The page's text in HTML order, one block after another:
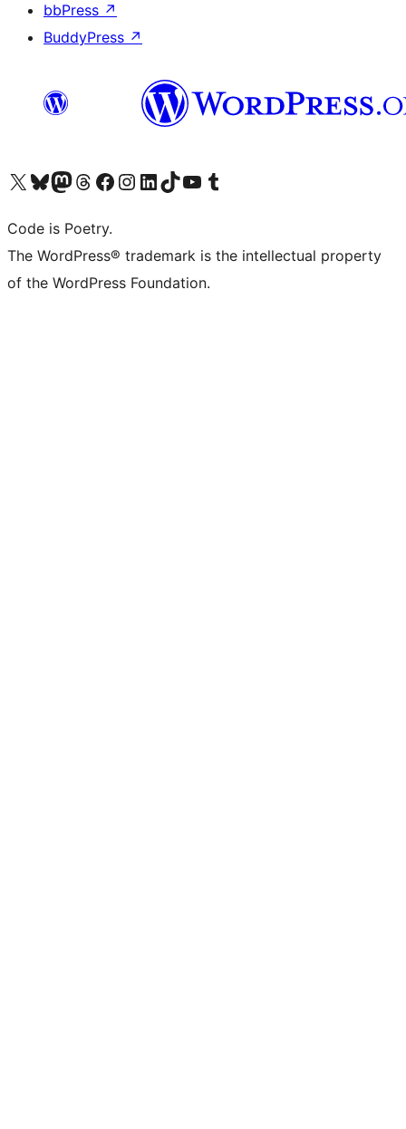
bbPress ↗
BuddyPress ↗
Visita il nostro account X (ex Twitter)
Visita il nostro account Bluesky
Visita il nostro account Mastodon
Visita il nostro account Threads
Visita la nostra pagina Facebook
Visita il nostro account Instagram
Visita il nostro account LinkedIn
Visita il nostro account TikTok
Visita il nostro canale YouTube
Visita il nostro account Tumblr
Code is Poetry.
The WordPress® trademark is the intellectual property
of the WordPress Foundation.